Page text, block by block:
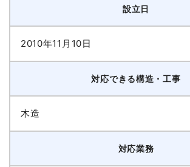
設立日
2010年11月10日
対応できる構造・工事
木造
対応業務